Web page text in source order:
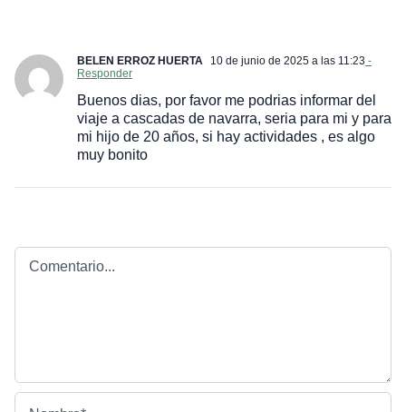
BELEN ERROZ HUERTA 10 de junio de 2025 a las 11:23 -
Responder
Buenos dias, por favor me podrias informar del
viaje a cascadas de navarra, seria para mi y para
mi hijo de 20 años, si hay actividades , es algo
muy bonito